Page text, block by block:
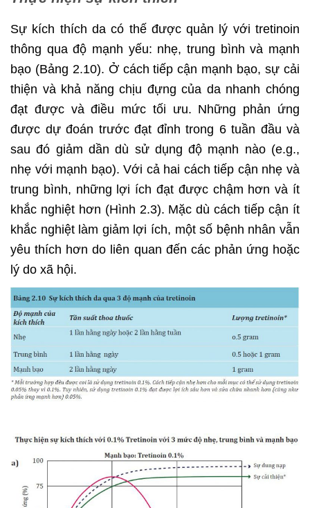
Sự kích thích da có thế được quản lý với tretinoin
thông qua độ mạnh yếu: nhẹ, trung bình và mạnh
bạo (Bảng 2.10). Ở cách tiếp cận mạnh bạo, sự cải
thiện và khả năng chịu đựng của da nhanh chóng
đạt được và điều mức tối ưu. Những phản ứng
được dự đoán trước đạt đỉnh trong 6 tuần đầu và
sau đó giảm dần dù sử dụng độ mạnh nào (e.g.,
nhẹ với mạnh bạo). Với cả hai cách tiếp cận nhẹ và
trung bình, những lợi ích đạt được chậm hơn và ít
khắc nghiệt hơn (Hình 2.3). Mặc dù cách tiếp cận ít
khắc nghiệt làm giảm lợi ích, một số bệnh nhân vẫn
yêu thích hơn do liên quan đến các phản ứng hoặc
lý do xã hội.